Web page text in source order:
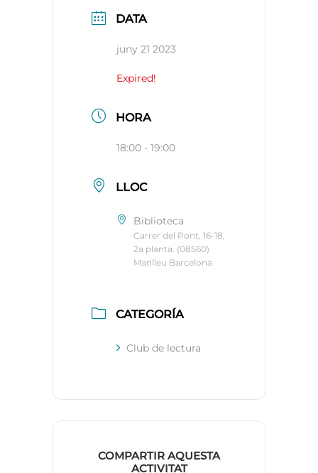
DATA
juny 21 2023
Expired!
HORA
18:00 - 19:00
LLOC
Biblioteca
Carrer del Pont, 16-18,
2a planta. (08560)
Manlleu Barcelona
CATEGORÍA
Club de lectura
COMPARTIR AQUESTA
ACTIVITAT